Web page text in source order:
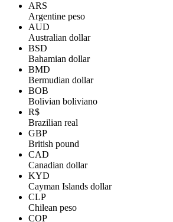
ARS
Argentine peso
AUD
Australian dollar
BSD
Bahamian dollar
BMD
Bermudian dollar
BOB
Bolivian boliviano
R$
Brazilian real
GBP
British pound
CAD
Canadian dollar
KYD
Cayman Islands dollar
CLP
Chilean peso
COP